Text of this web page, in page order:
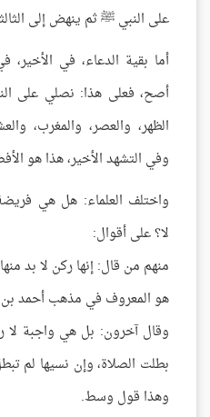
على النبي ﷺ ثم ينهض إلى
أما بقية الدعاء، في الأخير،
أصح، فعلى هذا: نصلي على
الظهر، والعصر، والمغرب،
وفي التشهد الأخير، هذا هو
واختلف العلماء: هل هي
لا؟ على أقوال:
منهم من قال: إنها ركن لا بد
هو المعروف في مذهب أحمد
وقال آخرون: بل هي واجبة لا
بطلت الصلاة، وإن نسيها لم
وهذا قول وسط.